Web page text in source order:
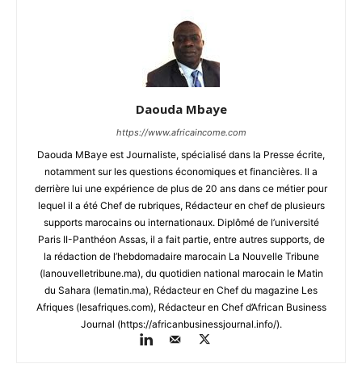
Daouda Mbaye
https://www.africaincome.com
Daouda MBaye est Journaliste, spécialisé dans la Presse écrite,
notamment sur les questions économiques et financières. Il a
derrière lui une expérience de plus de 20 ans dans ce métier pour
lequel il a été Chef de rubriques, Rédacteur en chef de plusieurs
supports marocains ou internationaux. Diplômé de l’université
Paris II-Panthéon Assas, il a fait partie, entre autres supports, de
la rédaction de l’hebdomadaire marocain La Nouvelle Tribune
(lanouvelletribune.ma), du quotidien national marocain le Matin
du Sahara (lematin.ma), Rédacteur en Chef du magazine Les
Afriques (lesafriques.com), Rédacteur en Chef d’African Business
Journal (https://africanbusinessjournal.info/).